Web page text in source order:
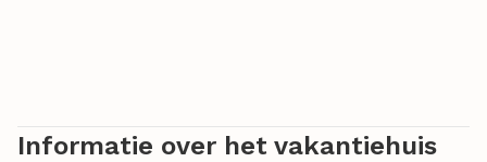
Informatie over het vakantiehuis